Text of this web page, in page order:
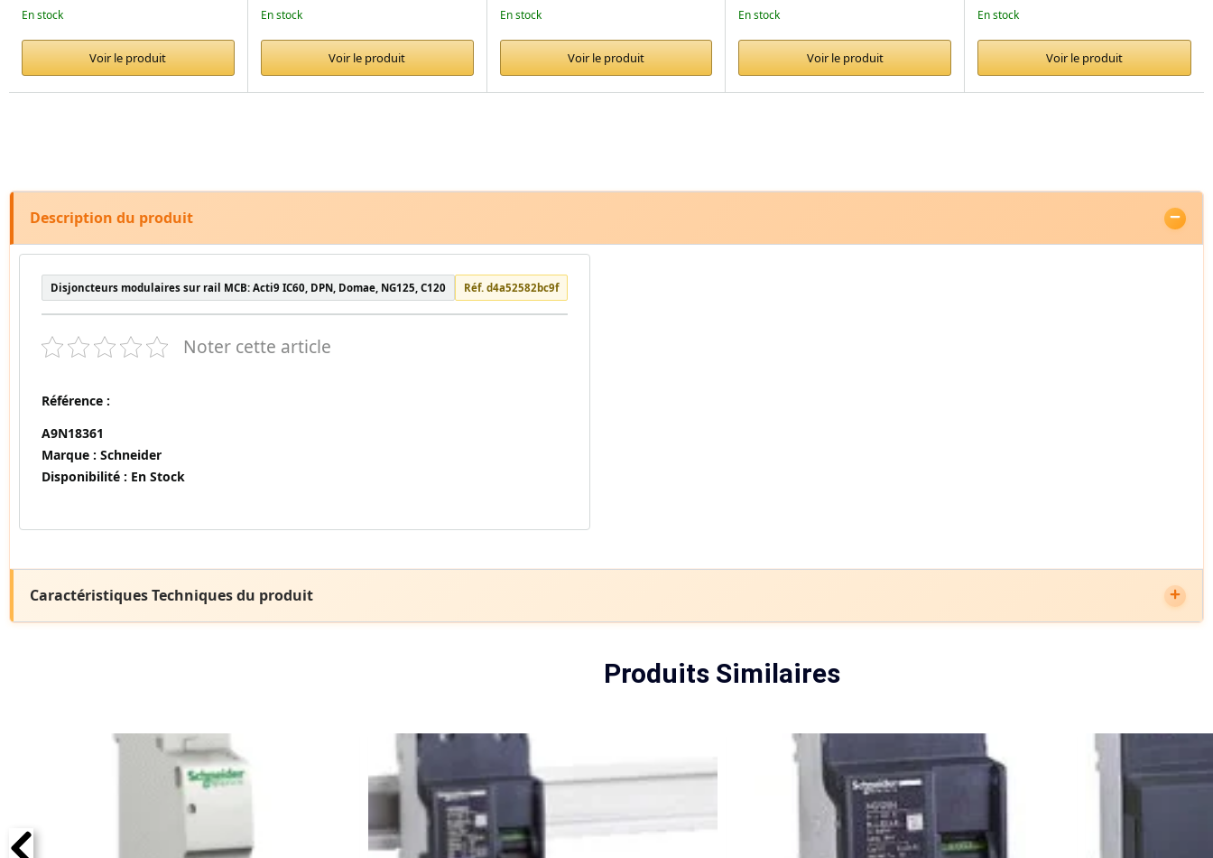
En stock
Voir le produit
En stock
Voir le produit
En stock
Voir le produit
En stock
Voir le produit
En stock
Voir le produit
Description du produit
Disjoncteurs modulaires sur rail MCB: Acti9 IC60, DPN, Domae, NG125, C120 Réf. d4a52582bc9f
Noter cette article
Référence :
A9N18361
Marque : Schneider
Disponibilité : En Stock
Caractéristiques Techniques du produit
Produits Similaires